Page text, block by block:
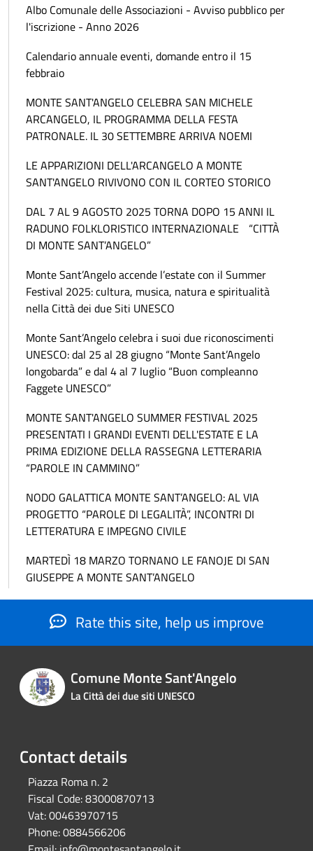
Albo Comunale delle Associazioni - Avviso pubblico per
l'iscrizione - Anno 2026
Calendario annuale eventi, domande entro il 15
febbraio
MONTE SANT'ANGELO CELEBRA SAN MICHELE
ARCANGELO, IL PROGRAMMA DELLA FESTA
PATRONALE. IL 30 SETTEMBRE ARRIVA NOEMI
LE APPARIZIONI DELL'ARCANGELO A MONTE
SANT'ANGELO RIVIVONO CON IL CORTEO STORICO
DAL 7 AL 9 AGOSTO 2025 TORNA DOPO 15 ANNI IL
RADUNO FOLKLORISTICO INTERNAZIONALE “CITTÀ
DI MONTE SANT’ANGELO”
Monte Sant’Angelo accende l’estate con il Summer
Festival 2025: cultura, musica, natura e spiritualità
nella Città dei due Siti UNESCO
Monte Sant’Angelo celebra i suoi due riconoscimenti
UNESCO: dal 25 al 28 giugno “Monte Sant’Angelo
longobarda” e dal 4 al 7 luglio “Buon compleanno
Faggete UNESCO”
MONTE SANT'ANGELO SUMMER FESTIVAL 2025
PRESENTATI I GRANDI EVENTI DELL'ESTATE E LA
PRIMA EDIZIONE DELLA RASSEGNA LETTERARIA
“PAROLE IN CAMMINO”
NODO GALATTICA MONTE SANT’ANGELO: AL VIA
PROGETTO “PAROLE DI LEGALITÀ”, INCONTRI DI
LETTERATURA E IMPEGNO CIVILE
MARTEDÌ 18 MARZO TORNANO LE FANOJE DI SAN
GIUSEPPE A MONTE SANT’ANGELO
Rate this site, help us improve
Comune Monte Sant'Angelo
La Città dei due siti UNESCO
Contact details
Piazza Roma n. 2
Fiscal Code:83000870713
Vat:00463970715
Phone:0884566206